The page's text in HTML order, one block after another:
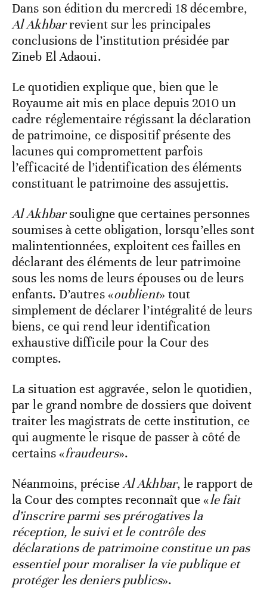
Dans son édition du mercredi 18 décembre,
Al Akhbarrevient sur les principales
conclusions de l’institution présidée par
Zineb El Adaoui.
Le quotidien explique que, bien que le
Royaume ait mis en place depuis 2010 un
cadre réglementaire régissant la déclaration
de patrimoine, ce dispositif présente des
lacunes qui compromettent parfois
l’efficacité de l’identification des éléments
constituant le patrimoine des assujettis.
Al Akhbarsouligne que certaines personnes
soumises à cette obligation, lorsqu’elles sont
malintentionnées, exploitent ces failles en
déclarant des éléments de leur patrimoine
sous les noms de leurs épouses ou de leurs
enfants. D’autres «oublient» tout
simplement de déclarer l’intégralité de leurs
biens, ce qui rend leur identification
exhaustive difficile pour la Cour des
comptes.
La situation est aggravée, selon le quotidien,
par le grand nombre de dossiers que doivent
traiter les magistrats de cette institution, ce
qui augmente le risque de passer à côté de
certains «fraudeurs».
Néanmoins, préciseAl Akhbar, le rapport de
la Cour des comptes reconnaît que «le fait
d’inscrire parmi ses prérogatives la
réception, le suivi et le contrôle des
déclarations de patrimoine constitue un pas
essentiel pour moraliser la vie publique et
protéger les deniers publics».